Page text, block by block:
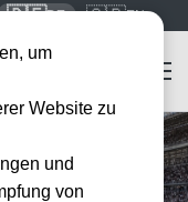
🇩🇪DE 🇬🇧EN
um
Website zu
und
von